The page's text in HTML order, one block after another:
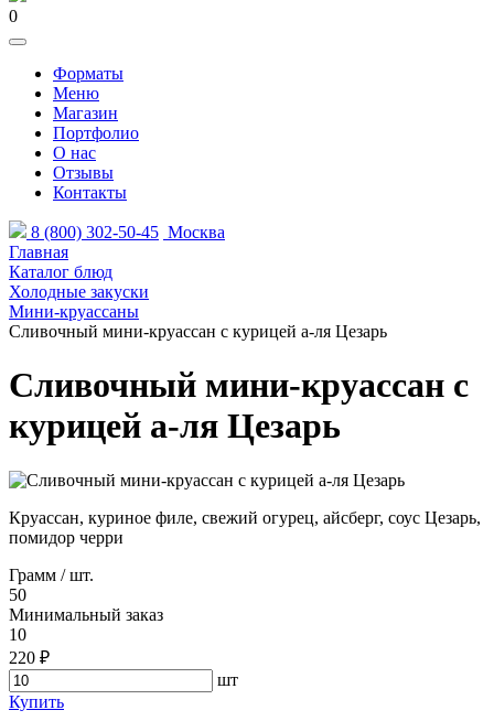
0
Форматы
Меню
Магазин
Портфолио
О нас
Отзывы
Контакты
8 (800) 302-50-45 Москва
Главная
Каталог блюд
Холодные закуски
Мини-круассаны
Сливочный мини-круассан с курицей а-ля Цезарь
Сливочный мини-круассан с
курицей а-ля Цезарь
Круассан, куриное филе, свежий огурец, айсберг, соус Цезарь,
помидор черри
Грамм / шт.
50
Минимальный заказ
10
220 ₽
шт
Купить